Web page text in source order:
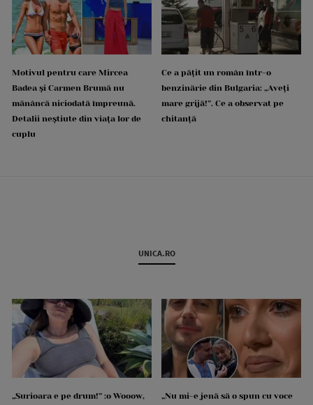
Motivul pentru care Mircea
Badea și Carmen Brumă nu
mănâncă niciodată împreună.
Detalii neștiute din viața lor de
cuplu
Ce a pățit un român într-o
benzinărie din Bulgaria: „Aveți
mare grijă!”. Ce a observat pe
chitanță
UNICA.RO
„Surioara e pe drum!” :o Wooow,
„Nu mi-e jenă să o spun cu voce